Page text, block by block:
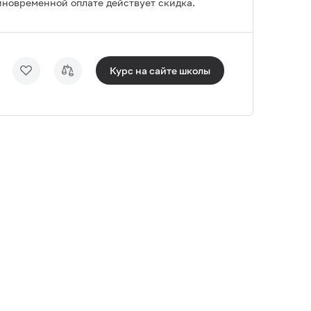
оплате действует скидка.
Курс на сайте школы